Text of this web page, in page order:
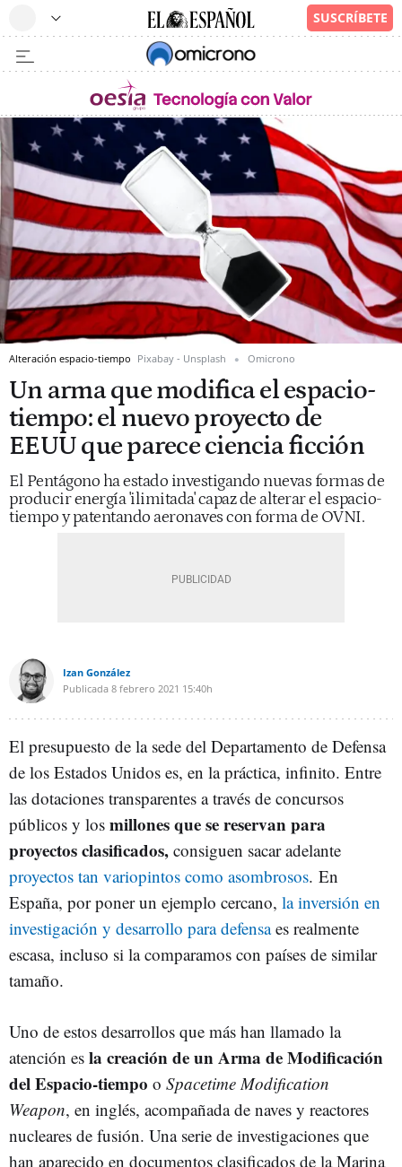
Alteración espacio-tiempo Pixabay - Unsplash Omicrono
Un arma que modifica el espacio-
tiempo: el nuevo proyecto de
EEUU que parece ciencia ficción
El Pentágono ha estado investigando nuevas formas de
producir energía 'ilimitada' capaz de alterar el espacio-
tiempo y patentando aeronaves con forma de OVNI.
Izan González
Publicada 8 febrero 2021 15:40h
El presupuesto de la sede del Departamento de Defensa
de los Estados Unidos es, en la práctica, infinito. Entre
las dotaciones transparentes a través de concursos
públicos y los millones que se reservan para
proyectos clasificados, consiguen sacar adelante
proyectos tan variopintos como asombrosos. En
España, por poner un ejemplo cercano, la inversión en
investigación y desarrollo para defensaes realmente
escasa, incluso si la comparamos con países de similar
tamaño.
Uno de estos desarrollos que más han llamado la
atención es la creación de un Arma de Modificación
del Espacio-tiempo o Spacetime Modification
Weapon, en inglés, acompañada de naves y reactores
nucleares de fusión. Una serie de investigaciones que
han aparecido en documentos clasificados de la Marina